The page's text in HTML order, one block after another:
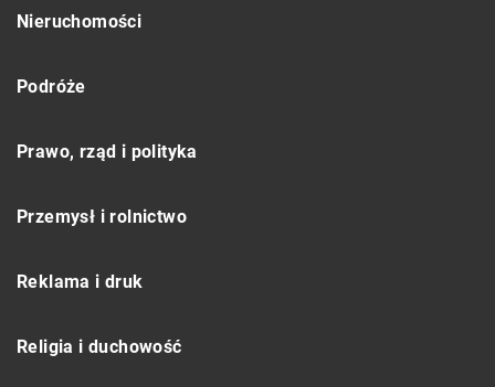
Nieruchomości
Podróże
Prawo, rząd i polityka
Przemysł i rolnictwo
Reklama i druk
Religia i duchowość